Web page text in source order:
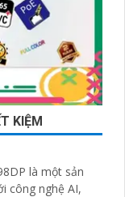
KIỆM
là một sản